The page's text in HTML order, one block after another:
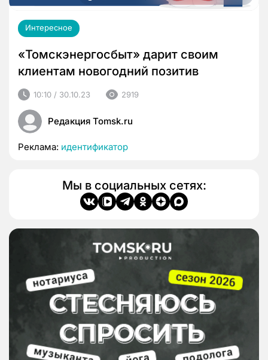
Интересное
«Томскэнергосбыт» дарит своим
клиентам новогодний позитив
10:10 / 30.10.23 2919
Редакция Tomsk.ru
Реклама: идентификатор
Мы в социальных сетях: